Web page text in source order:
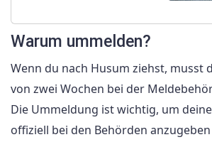
Warum ummelden?
Wenn du nach Husum ziehst, musst
von zwei Wochen bei der
Die Ummeldung ist wichtig, um
offiziell bei den Behörden